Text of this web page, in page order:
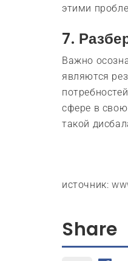
этими
7.
Важно
являются
сфере в
такой
источник:
Share